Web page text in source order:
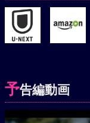
予告編動画